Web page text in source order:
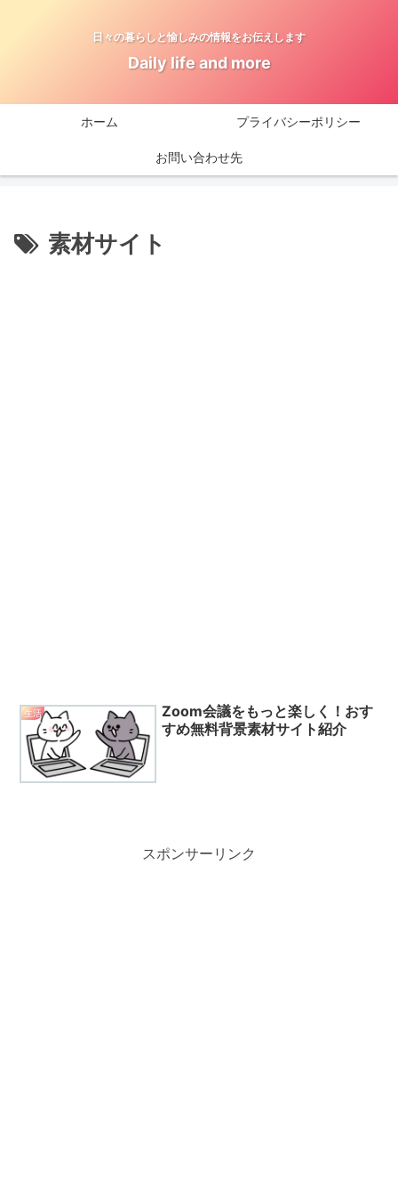
日々の暮らしと愉しみの情報をお伝えします
Daily life and more
ホーム プライバシーポリシー
お問い合わせ先
素材サイト
生活
Zoom会議をもっと楽しく！おす
すめ無料背景素材サイト紹介
スポンサーリンク